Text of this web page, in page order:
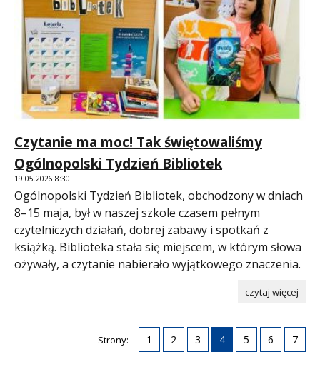
Czytanie ma moc! Tak świętowaliśmy
Ogólnopolski Tydzień Bibliotek
19.05.2026 8:30
Ogólnopolski Tydzień Bibliotek, obchodzony w dniach
8–15 maja, był w naszej szkole czasem pełnym
czytelniczych działań, dobrej zabawy i spotkań z
książką. Biblioteka stała się miejscem, w którym słowa
ożywały, a czytanie nabierało wyjątkowego znaczenia.
czytaj więcej
Strony: 1 2 3 4 5 6 7